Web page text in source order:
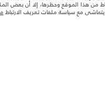
كما أنّها قد تتغير بدون إشعار مسبق.
استهلك الوقود الفعلي للمركبة
تصميم السيارات وتوفر
حالية معك للسماح لك باتخاذ قرار مدروس
هذا الموقع وحظرها، إلا أن بعض
مع سياسة ملفات تعريف الارتباط